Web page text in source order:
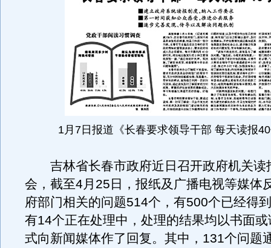
1月7日报道《长春要求领导干部 每天读报
吉林省长春市政府近日召开政府机关读
会，截至4月25日，报纸及广播电视等媒体
府部门相关的问题514个，有500个已经得
有14个正在处理中，处理的结果均以书面
式向新闻媒体作了回复。其中，131个问题